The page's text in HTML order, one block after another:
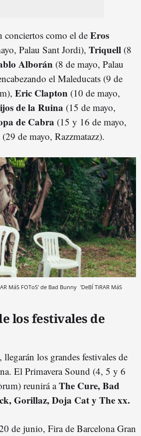
conciertos como el de Eros
Palau Sant Jordi), Triquell (8
Alborán (8 de mayo, Palau
el Maleducats (9 de
Eric Clapton (10 de mayo,
de la Ruina (15 de mayo,
de Cabra (15 y 16 de mayo,
(29 de mayo, Razzmatazz).
MáS FOToS' de Bad Bunny 'DeBÍ TiRAR MáS
los festivales de
los grandes festivales de
El Primavera Sound (4, 5 y 6
reunirá aThe Cure, Bad
Gorillaz, Doja Cat y The xx.
de junio, Fira de Barcelona Gran